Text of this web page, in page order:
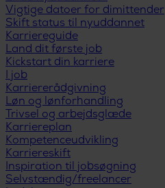
Vigtige datoer for dimittender
Skift status til nyuddannet
Karriereguide
Land dit første job
Kickstart din karriere
I job
Karriererådgivning
Løn og lønforhandling
Trivsel og arbejdsglæde
Karriereplan
Kompetenceudvikling
Karriereskift
Inspiration til jobsøgning
Selvstændig/freelancer